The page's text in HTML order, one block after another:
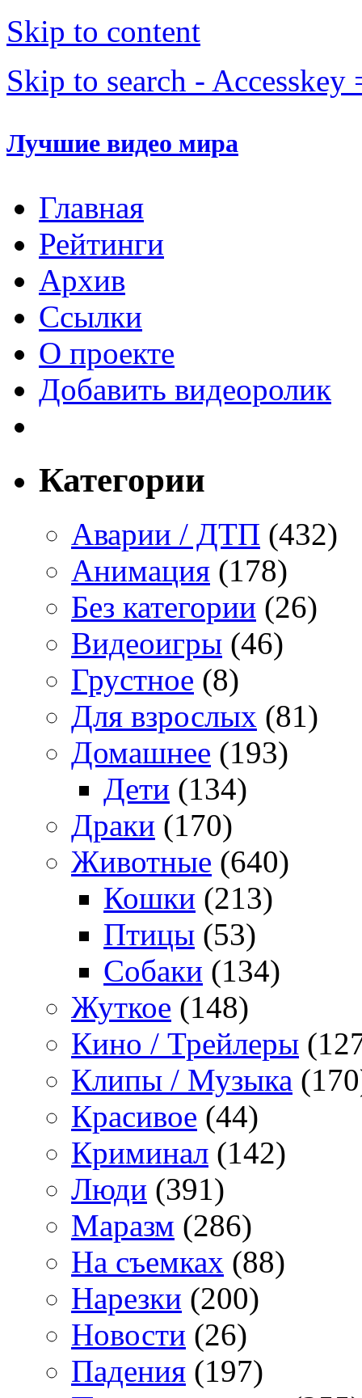
Skip to content
Skip to search - Accesskey
Лучшие видео мира
Главная
Рейтинги
Архив
Ссылки
О проекте
Добавить видеоролик
Категории
Аварии / ДТП (432)
Анимация (178)
Без категории (26)
Видеоигры (46)
Грустное (8)
Для взрослых (81)
Домашнее (193)
Дети (134)
Драки (170)
Животные (640)
Кошки (213)
Птицы (53)
Собаки (134)
Жуткое (148)
Кино / Трейлеры
Клипы / Музыка
Красивое (44)
Криминал (142)
Люди (391)
Маразм (286)
На съемках (88)
Нарезки (200)
Новости (26)
Падения (197)